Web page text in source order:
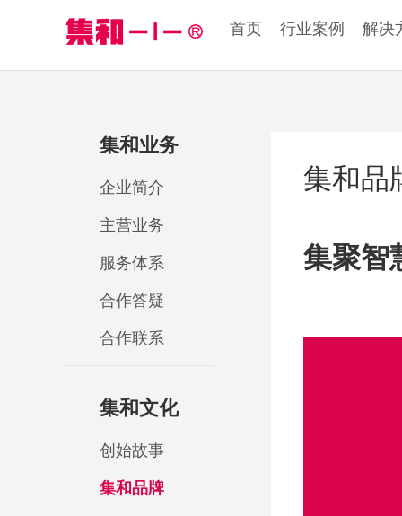
首页 行业案例 解决
集和业务
企业简介
主营业务
服务体系
合作答疑
合作联系
集和文化
创始故事
集和品牌
集和品
集聚智